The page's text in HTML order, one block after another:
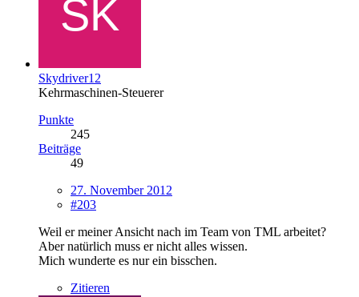
Skydriver12
Kehrmaschinen-Steuerer
Punkte
245
Beiträge
49
27. November 2012
#203
Weil er meiner Ansicht nach im Team von TML arbeitet?
Aber natürlich muss er nicht alles wissen.
Mich wunderte es nur ein bisschen.
Zitieren